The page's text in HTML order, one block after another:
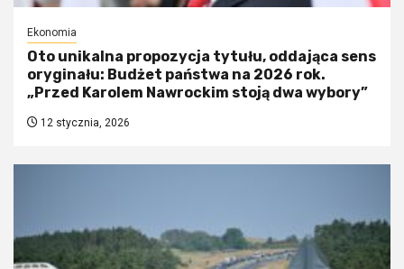
Ekonomia
Oto unikalna propozycja tytułu, oddająca sens
oryginału: Budżet państwa na 2026 rok.
„Przed Karolem Nawrockim stoją dwa wybory”
12 stycznia, 2026